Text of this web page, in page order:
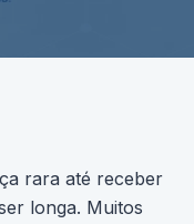
rara até receber
longa. Muitos